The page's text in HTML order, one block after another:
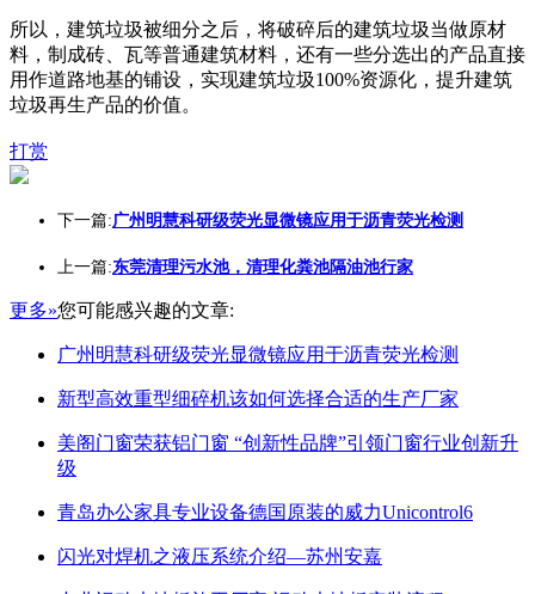
所以，建筑垃圾被细分之后，将破碎后的建筑垃圾当做原材
料，制成砖、瓦等普通建筑材料，还有一些分选出的产品直接
用作道路地基的铺设，实现建筑垃圾100%资源化，提升建筑
垃圾再生产品的价值。
打赏
下一篇:广州明慧科研级荧光显微镜应用于沥青荧光检测
上一篇:东莞清理污水池，清理化粪池隔油池行家
更多»您可能感兴趣的文章:
广州明慧科研级荧光显微镜应用于沥青荧光检测
新型高效重型细碎机该如何选择合适的生产厂家
美阁门窗荣获铝门窗 “创新性品牌”引领门窗行业创新升
级
青岛办公家具专业设备德国原装的威力Unicontrol6
闪光对焊机之液压系统介绍—苏州安嘉